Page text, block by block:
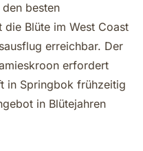
besten
Blüte im West Coast
erreichbar. Der
erfordert
in Springbok frühzeitig
in Blütejahren